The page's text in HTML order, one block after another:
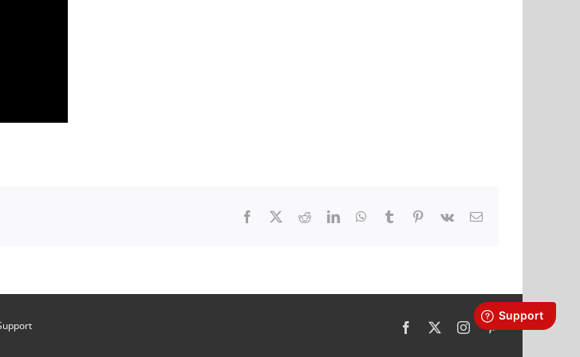
Facebook RedditLinkedInWhatsApp
Tumblr Pinterest
Vk Email
Facebook InstagramPinterest